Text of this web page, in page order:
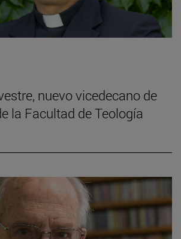
nuevo vicedecano de
la Facultad de Teología